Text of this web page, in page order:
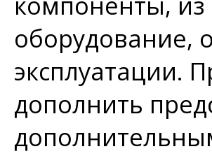
оборудование,
эксплуатации.
дополнить